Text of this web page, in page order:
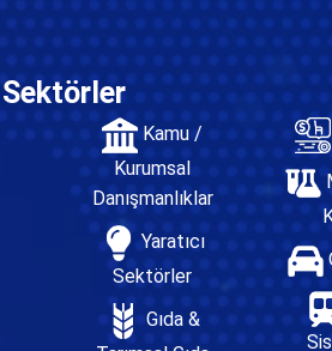
Sektörler
Kamu /
Kurumsal
Danışmanlıklar
Yaratıcı
Sektörler
Gıda &